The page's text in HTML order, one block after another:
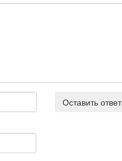
Оставить ответ